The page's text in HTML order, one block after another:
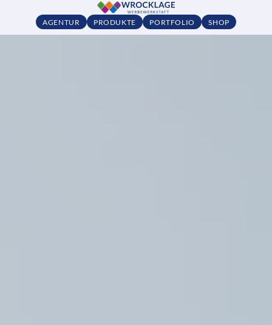
AGENTUR PRODUKTE PORTFOLIO SHOP